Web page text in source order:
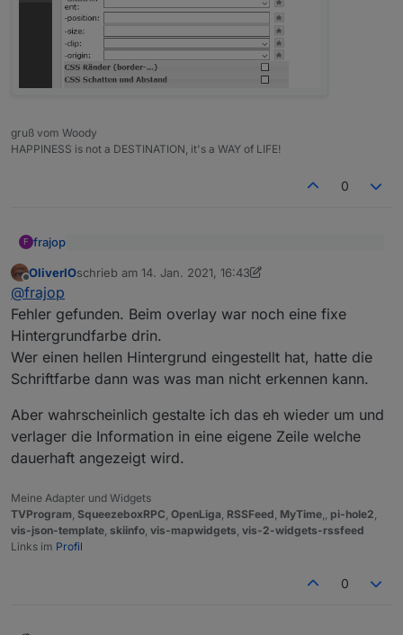
gruß vom Woody
HAPPINESS is not a DESTINATION, it's a WAY of LIFE!
0
F frajop
rechts) die Einblendung vom Datum. Und bei mir in
Offline
OliverIOschrieb am 14. Jan. 2021, 16:43
zuletzt editiert von OliverIO
@frajop
Fehler gefunden. Beim overlay war noch eine fixe
Hintergrundfarbe drin.
Wer einen hellen Hintergrund eingestellt hat, hatte die
Schriftfarbe dann was was man nicht erkennen kann.
Aber wahrscheinlich gestalte ich das eh wieder um und
verlager die Information in eine eigene Zeile welche
dauerhaft angezeigt wird.
Meine Adapter und Widgets
TVProgram, SqueezeboxRPC, OpenLiga, RSSFeed, MyTime,, pi-hole2,
vis-json-template, skiinfo, vis-mapwidgets, vis-2-widgets-rssfeed
Links im Profil
0